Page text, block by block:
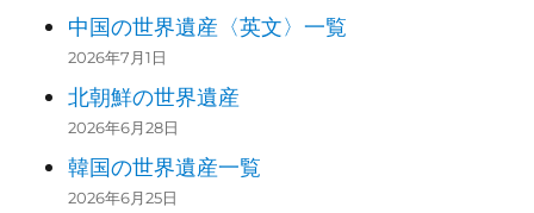
中国の世界遺産〈英文〉一覧
2026年7月1日
北朝鮮の世界遺産
2026年6月28日
韓国の世界遺産一覧
2026年6月25日